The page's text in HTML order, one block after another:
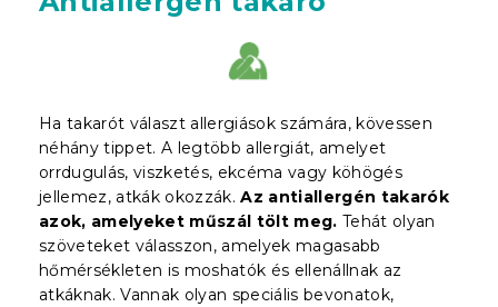
Ha takarót választ allergiások számára, kövessen
néhány tippet. A legtöbb allergiát, amelyet
orrdugulás, viszketés, ekcéma vagy köhögés
jellemez, atkák okozzák.Az antiallergén takarók
azok, amelyeket műszál tölt meg. Tehát olyan
szöveteket válasszon, amelyek magasabb
hőmérsékleten is moshatók és ellenállnak az
atkáknak. Vannak olyan speciális bevonatok,